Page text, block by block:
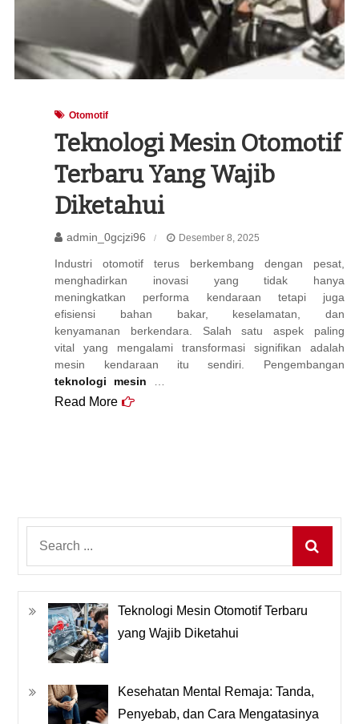
Otomotif
Teknologi Mesin Otomotif
Terbaru Yang Wajib
Diketahui
admin_0gcjzi96 Desember 8, 2025
Industri otomotif terus berkembang dengan pesat,
menghadirkan inovasi yang tidak hanya
meningkatkan performa kendaraan tetapi juga
efisiensi bahan bakar, keselamatan, dan
kenyamanan berkendara. Salah satu aspek paling
vital yang mengalami transformasi signifikan adalah
mesin kendaraan itu sendiri. Pengembangan
teknologi mesin
Read More
Teknologi Mesin Otomotif Terbaru
yang Wajib Diketahui
Kesehatan Mental Remaja: Tanda,
Penyebab, dan Cara Mengatasinya